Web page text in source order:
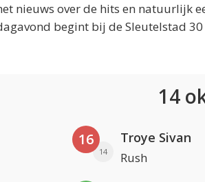
nieuws over de hits en natuurlijk
begint bij de Sleutelstad
14
16
14
Troye Sivan
Rush